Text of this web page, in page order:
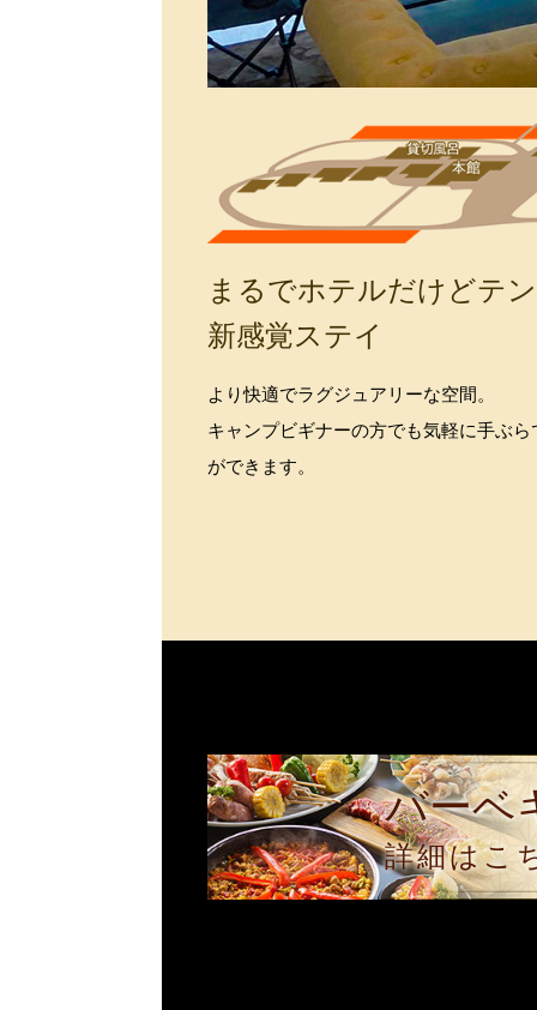
まるでホテルだけどテ
新感覚ステイ
より快適でラグジュアリーな空間。
キャンプビギナーの方でも気軽に手ぶ
ができます。
バーベ
詳細はこ